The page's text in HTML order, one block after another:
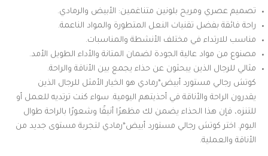
تصميم عصري ومريح بلونين متناغمين: الأبيض والرمادي.
راحة فائقة بفضل تقنيات النعل المتطورة والمواد الناعمة.
مناسب للارتداء في مختلف الأنشطة والمناسبات.
مصنوع من مواد عالية الجودة لضمان المتانة والأداء الطويل الأمد.
مثالي للرجال الذين يبحثون عن حذاء يجمع بين الأناقة والراحة.
كوتش رجالي مستورد أبيض*رمادي هو الخيار الأمثل للرجال الذين
يقدرون الراحة والأناقة في أحذيتهم اليومية. سواء كنت ترتديه للعمل أو
للتنزه، فإن هذا الحذاء يضمن لك مظهرًا أنيقًا وشعورًا بالراحة طوال
اليوم. اختر كوتش رجالي مستورد أبيض*رمادي لتجربة مستوى جديد من
الأناقة والعملية.